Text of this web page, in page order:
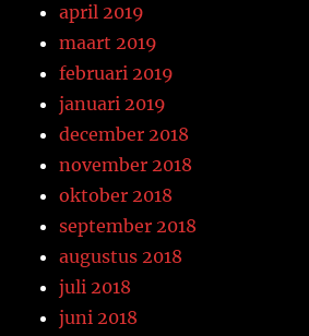
april 2019
maart 2019
februari 2019
januari 2019
december 2018
november 2018
oktober 2018
september 2018
augustus 2018
juli 2018
juni 2018